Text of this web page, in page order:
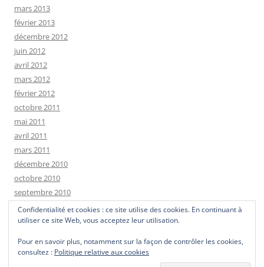
mars 2013
février 2013
décembre 2012
juin 2012
avril 2012
mars 2012
février 2012
octobre 2011
mai 2011
avril 2011
mars 2011
décembre 2010
octobre 2010
septembre 2010
janvier 2010
Confidentialité et cookies : ce site utilise des cookies. En continuant à
utiliser ce site Web, vous acceptez leur utilisation.
Pour en savoir plus, notamment sur la façon de contrôler les cookies,
consultez : Politique relative aux cookies